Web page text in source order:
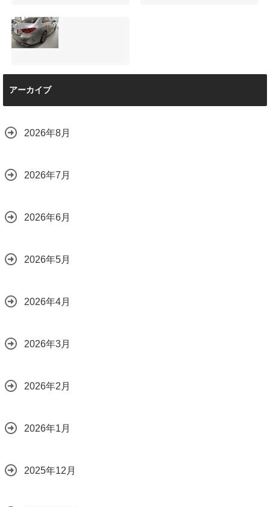
と車内イルミネー
ション設置
2026.08.08
サンルーフ付きベ
ンツVクラス
（V220d）にフリ
店で断られた悩み
をプロの技術で解
2026.08.04
は？
【施工事例】メル
セデス・ベンツ
C220d｜3層セラ
取り”「ミックスコ
ート」と弱点克服
2026.07.28
アーカイブ
2026年8月
2026年7月
2026年6月
2026年5月
2026年4月
2026年3月
2026年2月
2026年1月
2025年12月